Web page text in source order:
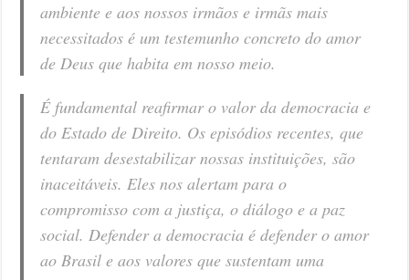
ambiente e aos nossos irmãos e irmãs mais
necessitados é um testemunho concreto do amor
de Deus que habita em nosso meio.
É fundamental reafirmar o valor da democracia e
do Estado de Direito. Os episódios recentes, que
tentaram desestabilizar nossas instituições, são
inaceitáveis. Eles nos alertam para o
compromisso com a justiça, o diálogo e a paz
social. Defender a democracia é defender o amor
ao Brasil e aos valores que sustentam uma